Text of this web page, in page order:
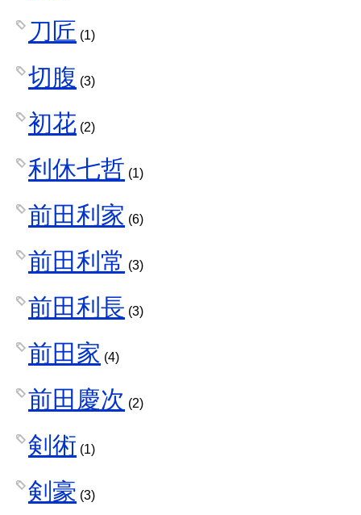
刀匠 (1)
切腹 (3)
初花 (2)
利休七哲 (1)
前田利家 (6)
前田利常 (3)
前田利長 (3)
前田家 (4)
前田慶次 (2)
剣術 (1)
剣豪 (3)